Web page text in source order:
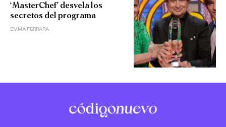
‘MasterChef’ desvela los
secretos del programa
EMMA FERRARA